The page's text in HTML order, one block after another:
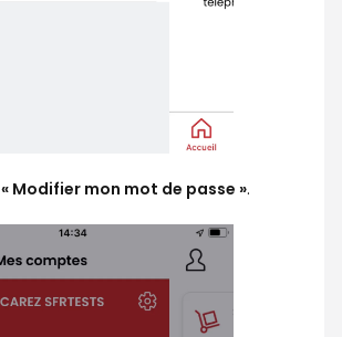
« Modifier mon mot de passe ».